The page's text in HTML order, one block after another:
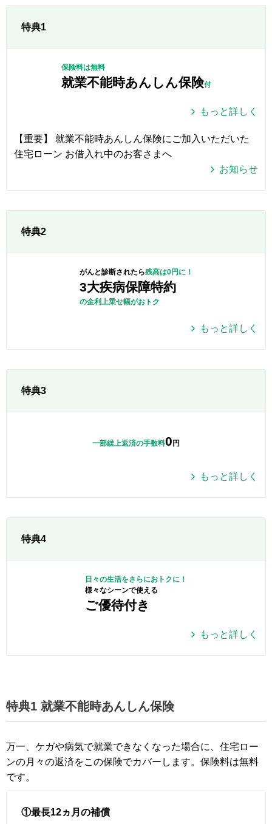
特典1
保険料は無料
就業不能時あんしん保険付
もっと詳しく
【重要】 就業不能時あんしん保険にご加入いただいた
住宅ローン お借入れ中のお客さまへ
お知らせ
特典2
がんと診断されたら残高は0円に！
3大疾病保障特約
の金利上乗せ幅がおトク
もっと詳しく
特典3
一部繰上返済の手数料0 円
もっと詳しく
特典4
日々の生活をさらにおトクに！
様々なシーンで使える
ご優待付き
もっと詳しく
特典1 就業不能時あんしん保険
万一、ケガや病気で就業できなくなった場合に、住宅ロー
ンの月々の返済をこの保険でカバーします。保険料は無料
です。
①最長12ヵ月の補償